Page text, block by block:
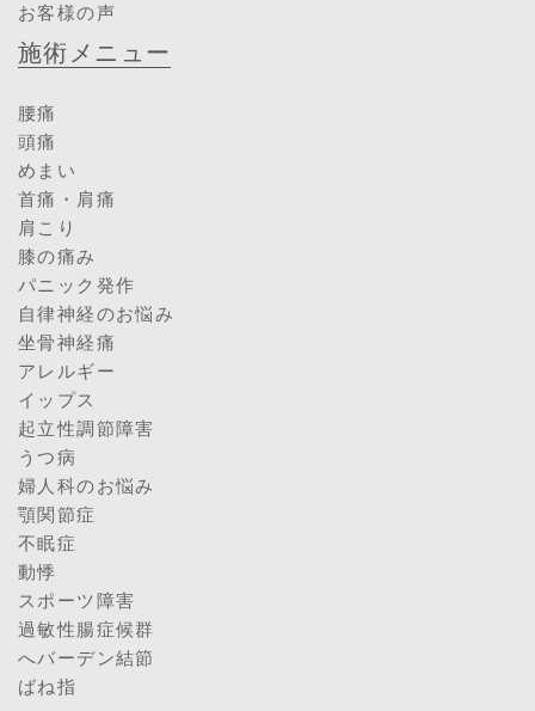
お客様の声
施術メニュー
腰痛
頭痛
めまい
首痛・肩痛
肩こり
膝の痛み
パニック発作
自律神経のお悩み
坐骨神経痛
アレルギー
イップス
起立性調節障害
うつ病
婦人科のお悩み
顎関節症
不眠症
動悸
スポーツ障害
過敏性腸症候群
へバーデン結節
ばね指